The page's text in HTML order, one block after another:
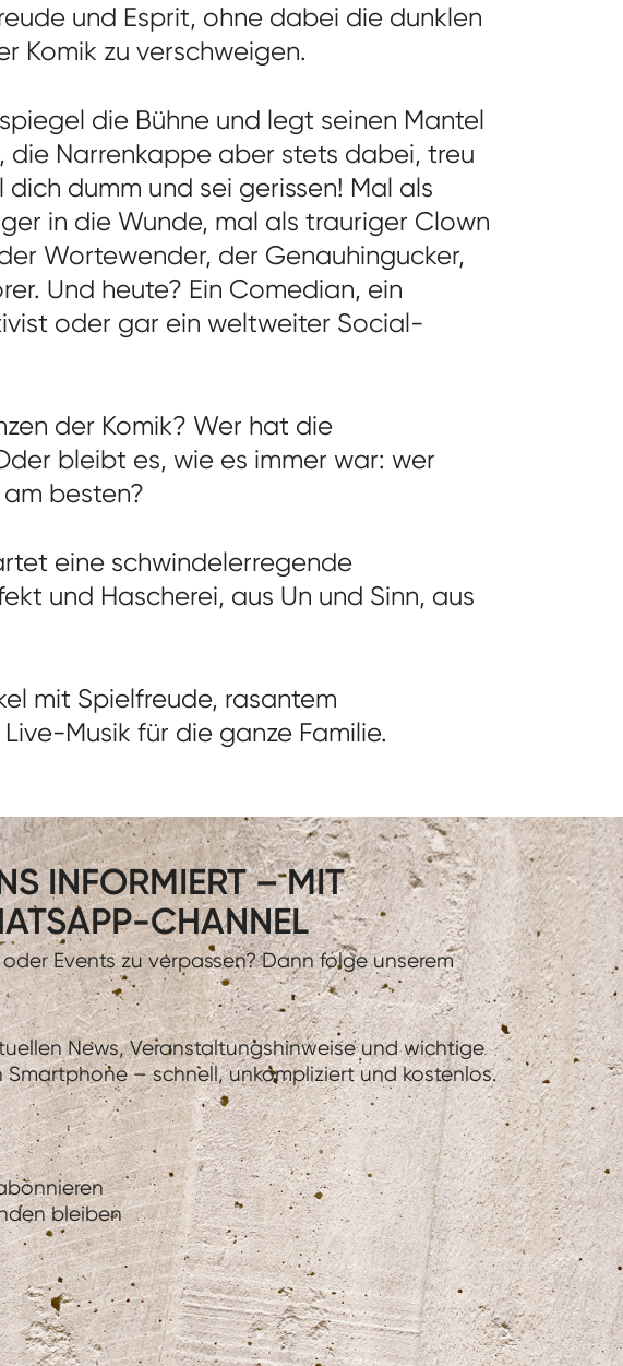
und Esprit, ohne dabei die dunklen
Komik zu verschweigen.
die Bühne und legt seinen Mantel
die Narrenkappe aber stets dabei, treu
dumm und sei gerissen! Mal als
in die Wunde, mal als trauriger Clown
Wortewender, der Genauhingucker,
Und heute? Ein Comedian, ein
oder gar ein weltweiter Social-
der Komik? Wer hat die
bleibt es, wie es immer war: wer
besten?
eine schwindelerregende
und Hascherei, aus Un und Sinn, aus
mit Spielfreude, rasantem
Musik für die ganze Familie.
INFORMIERT – MIT
CHANNEL
Events zu verpassen? Dann folge unserem
News, Veranstaltungshinweise und wichtige
– schnell, unkompliziert und kostenlos.
bleiben